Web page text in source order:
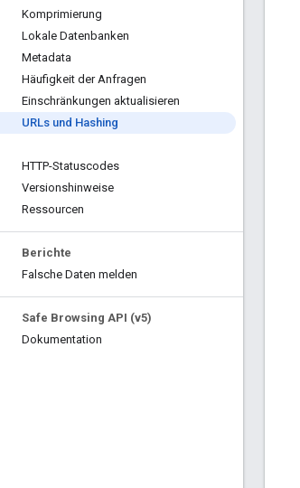
Komprimierung
Lokale Datenbanken
Metadata
Häufigkeit der Anfragen
Einschränkungen aktualisieren
URLs und Hashing
HTTP-Statuscodes
Versionshinweise
Ressourcen
Berichte
Falsche Daten melden
Safe Browsing API (v5)
Dokumentation